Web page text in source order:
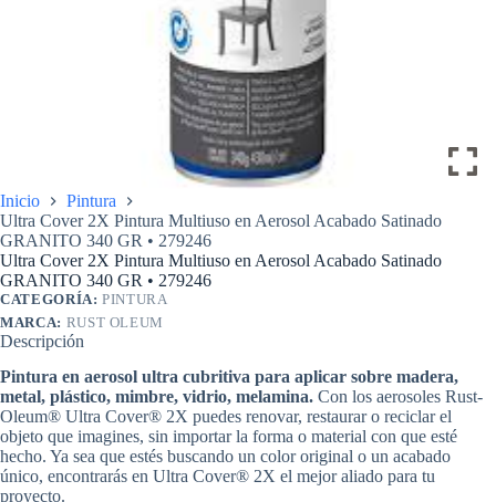
Inicio
Pintura
Ultra Cover 2X Pintura Multiuso en Aerosol Acabado Satinado
GRANITO 340 GR • 279246
Ultra Cover 2X Pintura Multiuso en Aerosol Acabado Satinado
GRANITO 340 GR • 279246
CATEGORÍA:PINTURA
MARCA: RUST OLEUM
Descripción
Pintura en aerosol ultra cubritiva para aplicar sobre madera,
metal, plástico, mimbre, vidrio, melamina. Con los aerosoles Rust-
Oleum® Ultra Cover® 2X puedes renovar, restaurar o reciclar el
objeto que imagines, sin importar la forma o material con que esté
hecho. Ya sea que estés buscando un color original o un acabado
único, encontrarás en Ultra Cover® 2X el mejor aliado para tu
proyecto.